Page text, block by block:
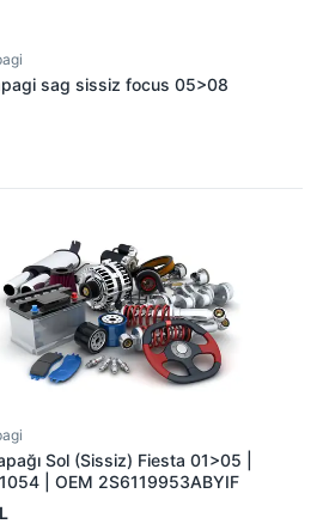
sag sissiz focus 05>08
Sol (Sissiz) Fiesta 01>05 |
| OEM 2S6119953ABYIF